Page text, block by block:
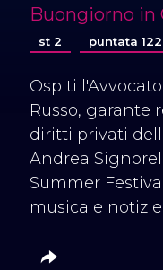
Buongiorno in
st 2 puntata 122
Ospiti
Russo, garante
diritti privati
Andrea
Summer
musica e